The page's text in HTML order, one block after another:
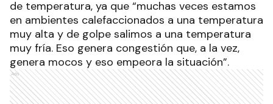
de temperatura, ya que “muchas veces estamos
en ambientes calefaccionados a una temperatura
muy alta y de golpe salimos a una temperatura
muy fría. Eso genera congestión que, a la vez,
genera mocos y eso empeora la situación”.
Ads